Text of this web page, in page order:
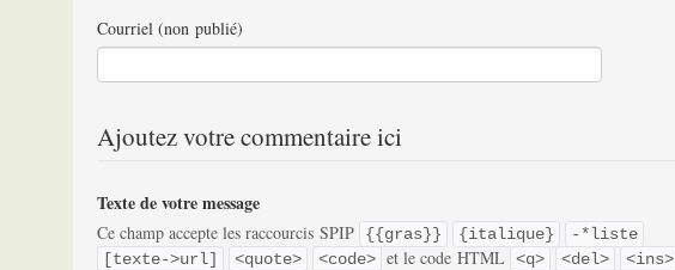
Courriel (non publié)
Ajoutez votre commentaire ici
Texte de votre message
Ce champ accepte les raccourcis SPIP {{gras}} {italique}
-*liste
[texte->url]
<quote> <code> et le code HTML <q> <del> <ins>